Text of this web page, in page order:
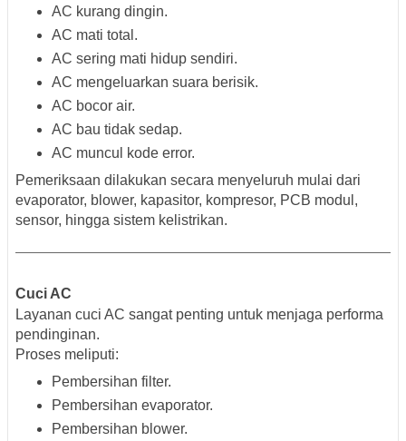
AC kurang dingin.
AC mati total.
AC sering mati hidup sendiri.
AC mengeluarkan suara berisik.
AC bocor air.
AC bau tidak sedap.
AC muncul kode error.
Pemeriksaan dilakukan secara menyeluruh mulai dari
evaporator, blower, kapasitor, kompresor, PCB modul,
sensor, hingga sistem kelistrikan.
Cuci AC
Layanan cuci AC sangat penting untuk menjaga performa
pendinginan.
Proses meliputi:
Pembersihan filter.
Pembersihan evaporator.
Pembersihan blower.